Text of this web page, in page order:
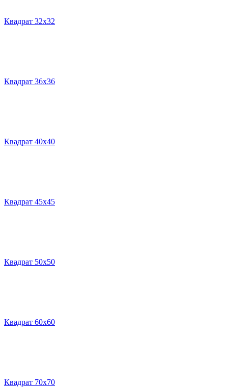
Квадрат 32х32
Квадрат 36х36
Квадрат 40х40
Квадрат 45х45
Квадрат 50х50
Квадрат 60х60
Квадрат 70х70